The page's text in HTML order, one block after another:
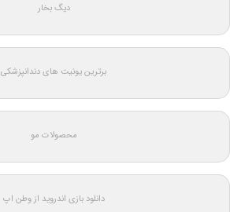
دیگ بخار
برترین یونیت های دندانپزشکی
محصولات مو
دانلود بازی اندروید از وطن اپ